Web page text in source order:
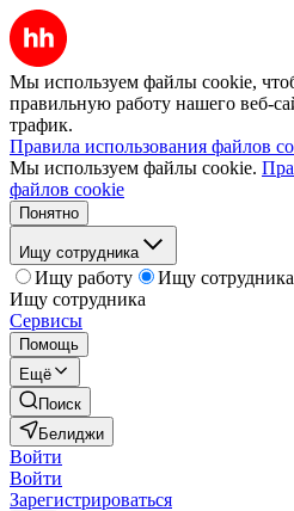
Мы используем файлы cookie,
правильную работу нашего веб-
трафик.
Правила использования файлов
Мы используем файлы cookie.
файлов cookie
Понятно
Ищу сотрудника
Ищу работу
Ищу сотрудника
Ищу сотрудника
Сервисы
Помощь
Ещё
Поиск
Белиджи
Войти
Войти
Зарегистрироваться